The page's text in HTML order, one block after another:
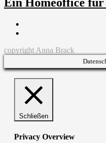
Ein Homeoffice für
Page
copyright Anna Brack
Schließen
Privacy Overview